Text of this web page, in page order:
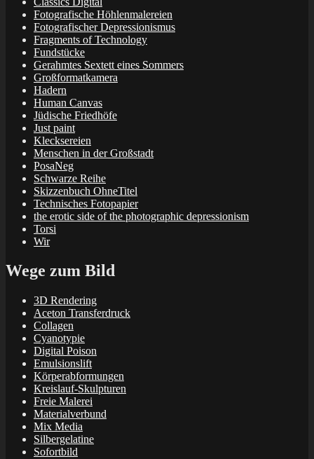
Fotografische Höhlenmalereien
Fotografischer Depressionismus
Fragments of Technology
Fundstücke
Gerahmtes Sextett eines Sommers
Großformatkamera
Hadern
Human Canvas
Jüdische Friedhöfe
Just paint
Klecksereien
Menschen in der Großstadt
PosaNeg
Schwarze Reihe
Skizzenbuch OhneTitel
Technisches Fotopapier
the erotic side of the photographic depressionism
Torsi
Wir
Wege zum Bild
3D Rendering
Aceton Transferdruck
Collagen
Cyanotypie
Digital Poison
Emulsionslift
Körperabformungen
Kreislauf-Skulpturen
Freie Malerei
Materialverbund
Mix Media
Silbergelatine
Sofortbild